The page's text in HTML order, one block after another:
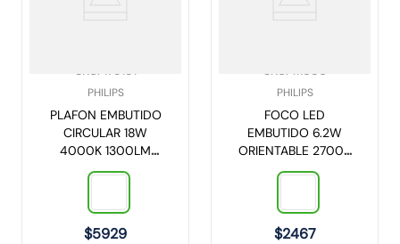
SKU: 179151
PHILIPS
PLAFON EMBUTIDO
CIRCULAR 18W
4000K 1300LM
20CM DL252
$5929
SKU: 111686
PHILIPS
FOCO LED
EMBUTIDO 6.2W
ORIENTABLE 2700K
SL052
$2467